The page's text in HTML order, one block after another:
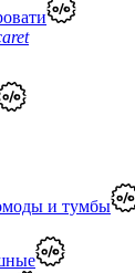
и тумбы